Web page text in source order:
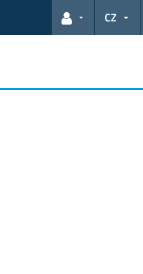
Odkazy pro uživatele
CZ